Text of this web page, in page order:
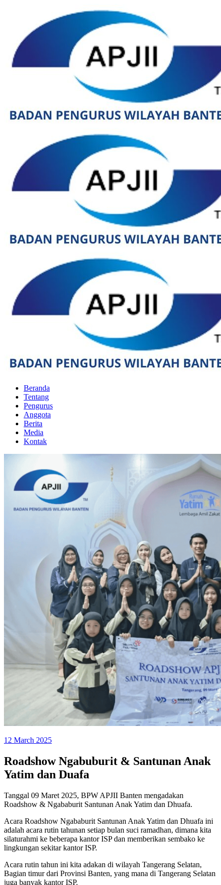
Beranda
Tentang
Pengurus
Anggota
Berita
Media
Kontak
12 March 2025
Roadshow Ngabuburit & Santunan Anak
Yatim dan Duafa
Tanggal 09 Maret 2025, BPW APJII Banten mengadakan
Roadshow & Ngababurit Santunan Anak Yatim dan Dhuafa.
Acara Roadshow Ngababurit Santunan Anak Yatim dan Dhuafa ini
adalah acara rutin tahunan setiap bulan suci ramadhan, dimana kita
silaturahmi ke beberapa kantor ISP dan memberikan sembako ke
lingkungan sekitar kantor ISP.
Acara rutin tahun ini kita adakan di wilayah Tangerang Selatan,
Bagian timur dari Provinsi Banten, yang mana di Tangerang Selatan
juga banyak kantor ISP.